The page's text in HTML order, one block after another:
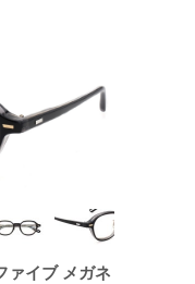
ァイブ メガネ